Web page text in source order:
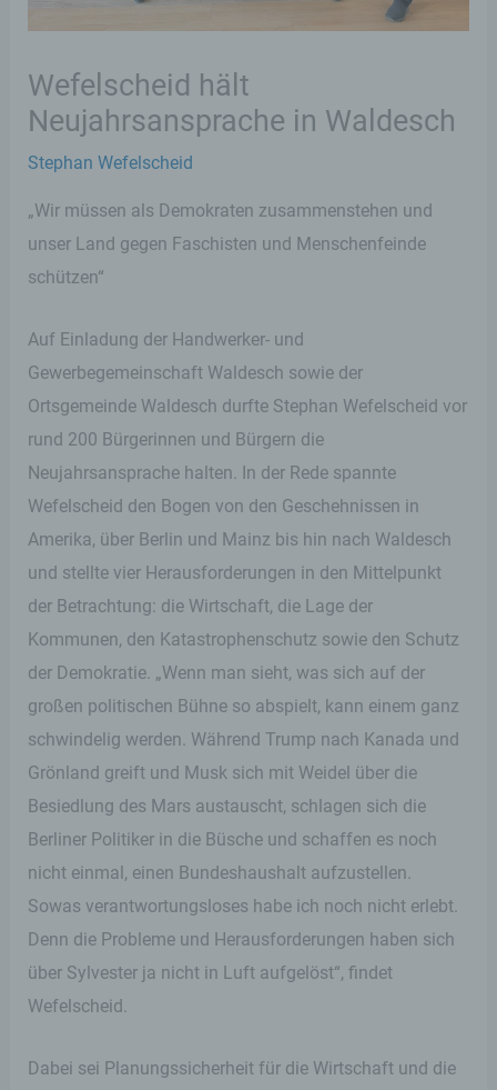
Wefelscheid hält
Neujahrsansprache in Waldesch
Stephan Wefelscheid
„Wir müssen als Demokraten zusammenstehen und
unser Land gegen Faschisten und Menschenfeinde
schützen“
Auf Einladung der Handwerker- und
Gewerbegemeinschaft Waldesch sowie der
Ortsgemeinde Waldesch durfte Stephan Wefelscheid vor
rund 200 Bürgerinnen und Bürgern die
Neujahrsansprache halten. In der Rede spannte
Wefelscheid den Bogen von den Geschehnissen in
Amerika, über Berlin und Mainz bis hin nach Waldesch
und stellte vier Herausforderungen in den Mittelpunkt
der Betrachtung: die Wirtschaft, die Lage der
Kommunen, den Katastrophenschutz sowie den Schutz
der Demokratie. „Wenn man sieht, was sich auf der
großen politischen Bühne so abspielt, kann einem ganz
schwindelig werden. Während Trump nach Kanada und
Grönland greift und Musk sich mit Weidel über die
Besiedlung des Mars austauscht, schlagen sich die
Berliner Politiker in die Büsche und schaffen es noch
nicht einmal, einen Bundeshaushalt aufzustellen.
Sowas verantwortungsloses habe ich noch nicht erlebt.
Denn die Probleme und Herausforderungen haben sich
über Sylvester ja nicht in Luft aufgelöst“, findet
Wefelscheid.
Dabei sei Planungssicherheit für die Wirtschaft und die